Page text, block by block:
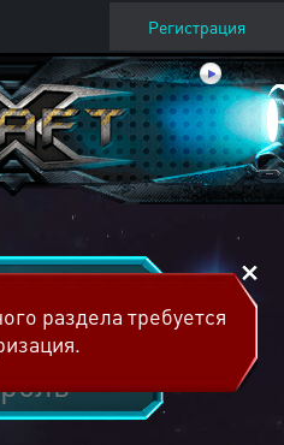
Регистрация
раздела требуется